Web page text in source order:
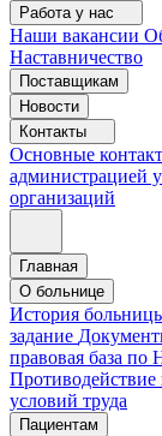
Работа у нас
Наши вакансии
Наставничество
Поставщикам
Новости
Контакты
Основные
администрацией
организаций
Главная
О больнице
История
задание
правовая база
Противодействие
условий труда
Пациентам